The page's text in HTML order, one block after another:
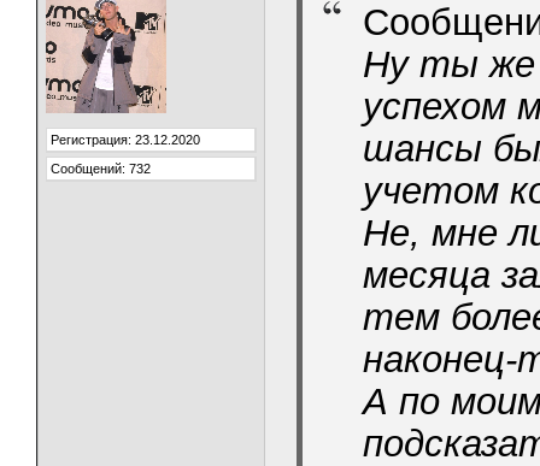
Регистрация: 23.12.2020
Сообщений: 732
Ну ты же
успехом
шансы
учетом
Не, мне
месяца
тем
наконец-
А по